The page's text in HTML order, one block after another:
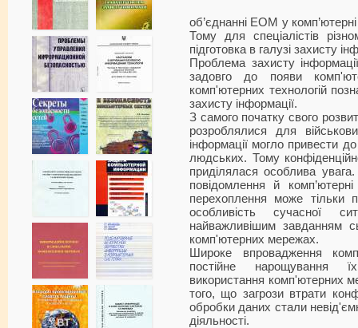
об’єднанні ЕОМ у
Тому для спеціалістів
підготовка в галузі захисту
Проблема захисту
задовго до появи
комп'ютерних технологій
захисту інформації.
З самого початку свого
розроблялися для
інформації могло привести
людських. Тому
приділялася особлива
повідомлення й
перехоплення може тільки
особливість сучасної
найважливішим завданням
комп'ютерних мережах.
Широке впровадження
постійне нарощування
використання комп'ютерних
того, що загрози втрати
обробки даних стали
діяльності.